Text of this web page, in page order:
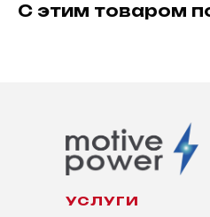
С этим товаром
УСЛУГИ